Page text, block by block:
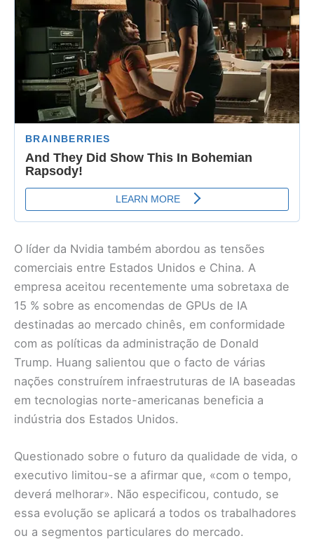
O líder da Nvidia também abordou as tensões
comerciais entre Estados Unidos e China. A
empresa aceitou recentemente uma sobretaxa de
15 % sobre as encomendas de GPUs de IA
destinadas ao mercado chinês, em conformidade
com as políticas da administração de Donald
Trump. Huang salientou que o facto de várias
nações construírem infraestruturas de IA baseadas
em tecnologias norte-americanas beneficia a
indústria dos Estados Unidos.
Questionado sobre o futuro da qualidade de vida, o
executivo limitou-se a afirmar que, «com o tempo,
deverá melhorar». Não especificou, contudo, se
essa evolução se aplicará a todos os trabalhadores
ou a segmentos particulares do mercado.